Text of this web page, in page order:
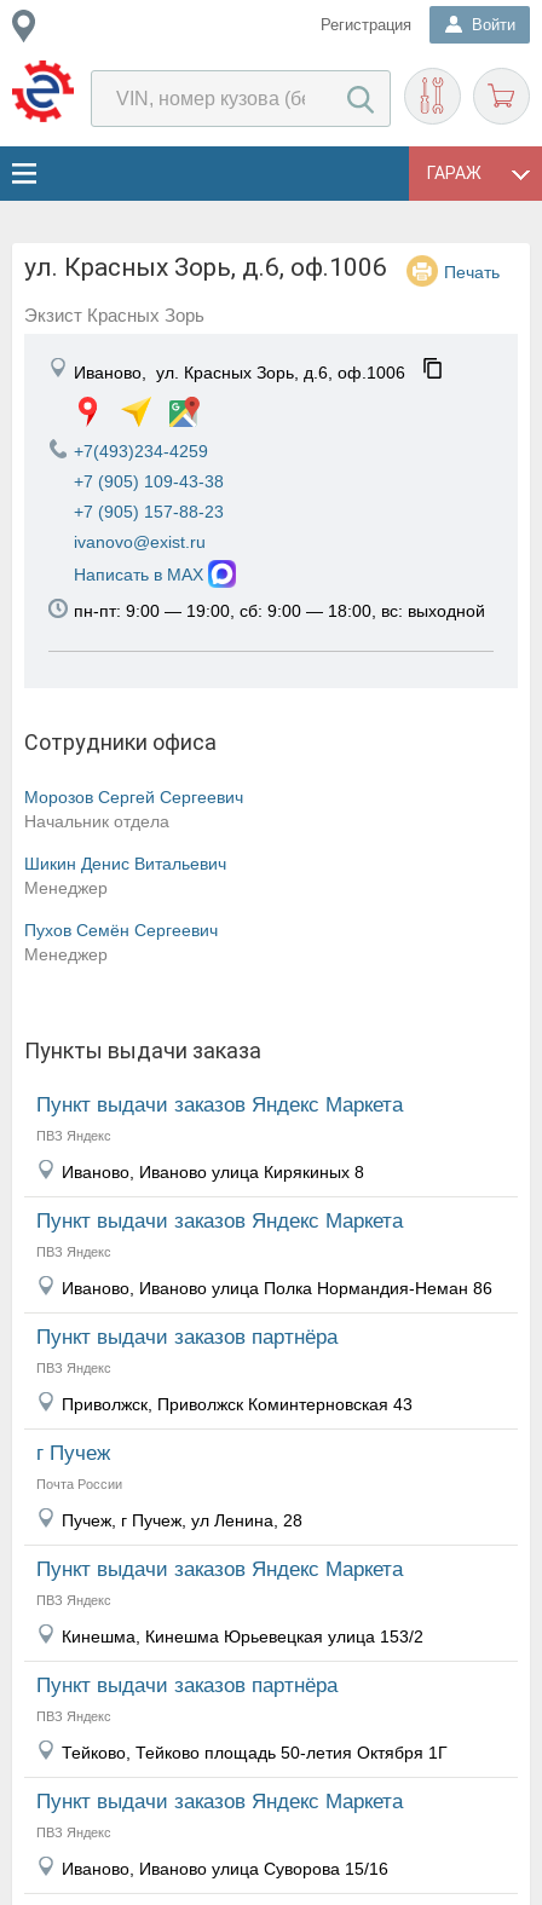
Регистрация Войти
ГАРАЖ
ул. Красных Зорь, д.6, оф.1006 Печать
Экзист Красных Зорь
Иваново, ул. Красных Зорь, д.6, оф.1006
+7(493)234-4259
+7 (905) 109-43-38
+7 (905) 157-88-23
ivanovo@exist.ru
Написать в MAX
пн-пт: 9:00 — 19:00, сб: 9:00 — 18:00, вс: выходной
Сотрудники офиса
Морозов Сергей Сергеевич
Начальник отдела
Шикин Денис Витальевич
Менеджер
Пухов Семён Сергеевич
Менеджер
Пункты выдачи заказа
Пункт выдачи заказов Яндекс Маркета
ПВЗ Яндекс
Иваново, Иваново улица Кирякиных 8
Пункт выдачи заказов Яндекс Маркета
ПВЗ Яндекс
Иваново, Иваново улица Полка Нормандия-Неман 86
Пункт выдачи заказов партнёра
ПВЗ Яндекс
Приволжск, Приволжск Коминтерновская 43
г Пучеж
Почта России
Пучеж, г Пучеж, ул Ленина, 28
Пункт выдачи заказов Яндекс Маркета
ПВЗ Яндекс
Кинешма, Кинешма Юрьевецкая улица 153/2
Пункт выдачи заказов партнёра
ПВЗ Яндекс
Тейково, Тейково площадь 50-летия Октября 1Г
Пункт выдачи заказов Яндекс Маркета
ПВЗ Яндекс
Иваново, Иваново улица Суворова 15/16